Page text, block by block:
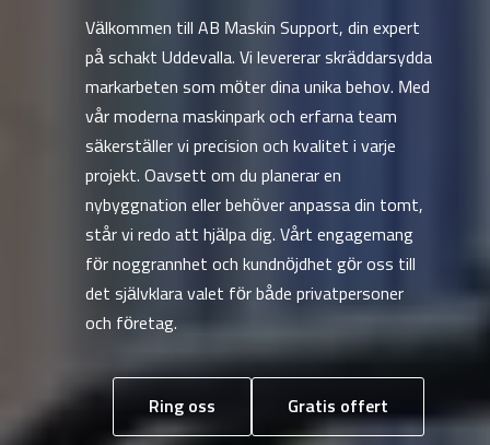
Välkommen till AB Maskin Support, din expert
på schakt Uddevalla. Vi levererar skräddarsydda
markarbeten som möter dina unika behov. Med
vår moderna maskinpark och erfarna team
säkerställer vi precision och kvalitet i varje
projekt. Oavsett om du planerar en
nybyggnation eller behöver anpassa din tomt,
står vi redo att hjälpa dig. Vårt engagemang
för noggrannhet och kundnöjdhet gör oss till
det självklara valet för både privatpersoner
och företag.
Ring oss Gratis offert